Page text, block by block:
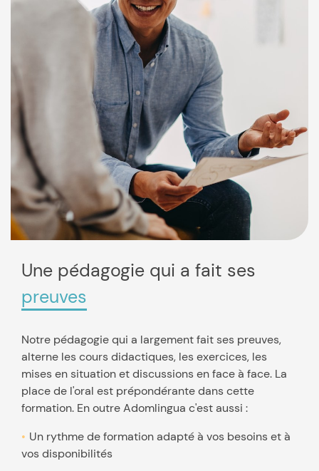
Une pédagogie qui a fait ses
preuves
Notre pédagogie qui a largement fait ses preuves,
alterne les cours didactiques, les exercices, les
mises en situation et discussions en face à face. La
place de l'oral est prépondérante dans cette
formation. En outre Adomlingua c'est aussi :
Un rythme de formation adapté à vos besoins et à
vos disponibilités